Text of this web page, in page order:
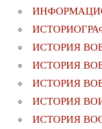
ИСТОРИЯ
ИСТОРИЯ
ИСТОРИЯ
ИСТОРИЯ
ИСТОРИЯ